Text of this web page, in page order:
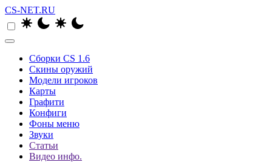
CS-NET.RU
Сборки CS 1.6
Скины оружий
Модели игроков
Карты
Графити
Конфиги
Фоны меню
Звуки
Статьи
Видео инфо.